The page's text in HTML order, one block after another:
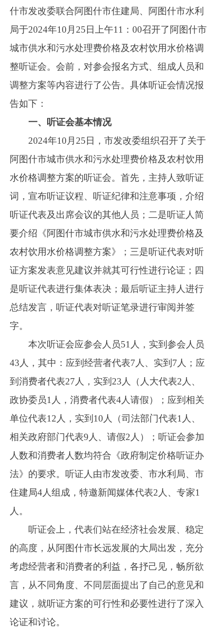
一、听证会基本情况
阿图什市城市供水和污水处理费价格及农村饮用
水价格调整方案的听证会。首先，主持人致听证
词，宣布听证议程、听证纪律和注意事项，介绍
听证代表及出席会议的其他人员；二是听证人简
要介绍《阿图什市城市供水和污水处理费价格及
证方案发表意见建议并就其可行性进行论证；四
是听证代表进行集体表决；最后听证主持人进行
总结发言，听证代表对听证笔录进行审阅并签
字。
本次听证会应参会人员51人，实到参会人员
到消费者代表27人，实到23人（人大代表2人、
政协委员1人，消费者代表4人请假）；应到相关
单位代表12人，实到10人（司法部门代表1人、
相关政府部门代表9人、请假2人）；听证会参加
人数和消费者人数均符合《政府制定价格听证办
住建局4人组成，特邀新闻媒体代表2人、专家1
人。
听证会上，代表们站在经济社会发展、稳定
的高度，从阿图什市长远发展的大局出发，充分
考虑经营者和消费者的利益，各抒己见，畅所欲
建议，就听证方案的可行性和必要性进行了深入
论证和讨论。
二、拟调整阿图什市城市供水和污水处理费
价格调整方案
（一）拟定供水价格
2.非居民用水供水价格3.50元/立方米；
4.其他行业用水供水价格1元/立方米。
（二）拟定污水处理费价格
1.居民生活用水污水处理费1.25元/立方米；
3.特种行业用水污水处理费9.00元/立方米。
（三）拟执行居民阶梯水价制度及非居民超
定额累进加价制度